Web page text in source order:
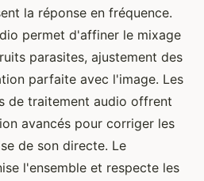
la réponse en fréquence.
permet d'affiner le mixage
parasites, ajustement des
parfaite avec l'image. Les
de traitement audio offrent
avancés pour corriger les
de son directe. Le
l'ensemble et respecte les